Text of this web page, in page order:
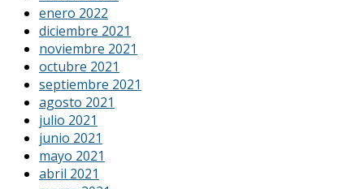
enero 2022
diciembre 2021
noviembre 2021
octubre 2021
septiembre 2021
agosto 2021
julio 2021
junio 2021
mayo 2021
abril 2021